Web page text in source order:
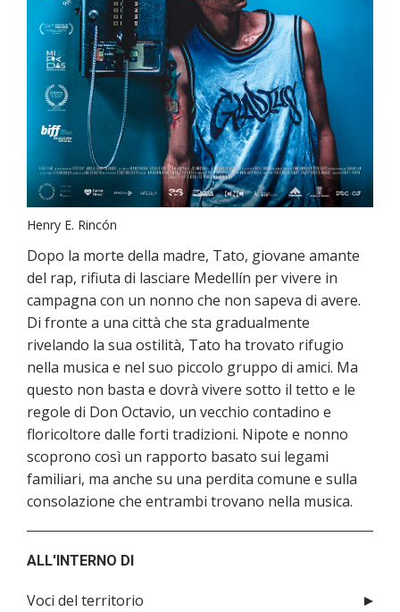
Henry E. Rincón
Dopo la morte della madre, Tato, giovane amante
del rap, rifiuta di lasciare Medellín per vivere in
campagna con un nonno che non sapeva di avere.
Di fronte a una città che sta gradualmente
rivelando la sua ostilità, Tato ha trovato rifugio
nella musica e nel suo piccolo gruppo di amici. Ma
questo non basta e dovrà vivere sotto il tetto e le
regole di Don Octavio, un vecchio contadino e
floricoltore dalle forti tradizioni. Nipote e nonno
scoprono così un rapporto basato sui legami
familiari, ma anche su una perdita comune e sulla
consolazione che entrambi trovano nella musica.
ALL'INTERNO DI
Voci del territorio